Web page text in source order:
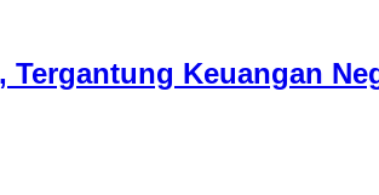
Keuangan